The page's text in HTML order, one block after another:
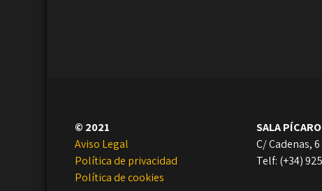
© 2021
Aviso Legal
Política de privacidad
Política de cookies
SALA PÍCARO
C/ Cadenas,
Telf: (+34)